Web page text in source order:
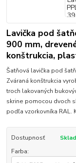
Lavička pod
900 mm,
konštrukcia,
Šatňová lavička pod
Zváraná konštrukcia
troch lakovaných
skrine pomocou dvoch
podľa vzorkovníka RAL.
Dostupnosť
Farba: